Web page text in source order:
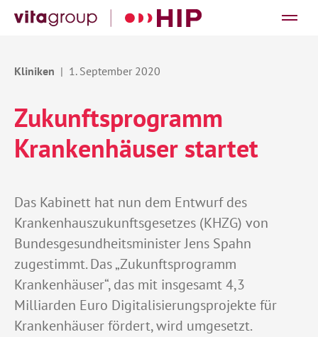
Zukunftsprogramm
Krankenhäuser startet
Das Kabinett hat nun dem Entwurf des
Krankenhauszukunftsgesetzes (KHZG) von
Bundesgesundheitsminister Jens Spahn
zugestimmt. Das „Zukunftsprogramm
Krankenhäuser“, das mit insgesamt 4,3
Milliarden Euro Digitalisierungsprojekte für
Krankenhäuser fördert, wird umgesetzt.
1. September 2020